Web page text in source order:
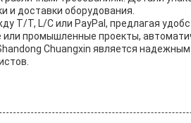
и доставки оборудования.
T/T, L/C или PayPal, предлагая
промышленные проекты,
Chuangxin является